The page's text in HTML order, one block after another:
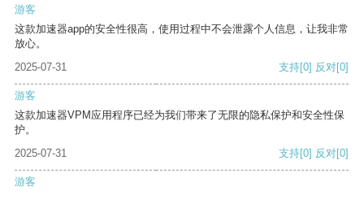
游客
这款加速器app的安全性很高，使用过程中不会泄露个人信息，让我非常
放心。
2025-07-31
支持[0] 反对[0]
游客
这款加速器VPM应用程序已经为我们带来了无限的隐私保护和安全性保
护。
2025-07-31
支持[0] 反对[0]
游客